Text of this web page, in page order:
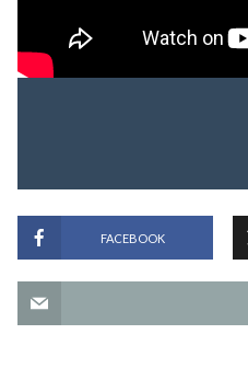
FACEBOOK